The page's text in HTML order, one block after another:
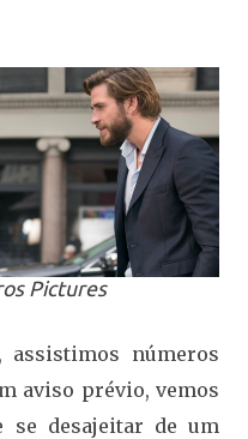
Pictures
números
aviso prévio, vemos
se desajeitar de um